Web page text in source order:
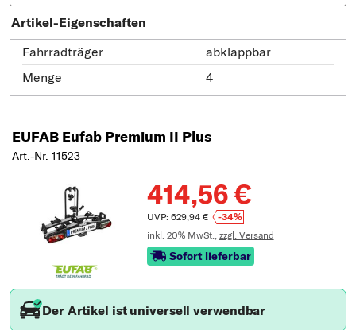
Artikel-Eigenschaften
Fahrradträger
abklappbar
Menge
4
EUFAB Eufab Premium II Plus
Art.-Nr. 11523
414,56 €
UVP: 629,94 €
-34%
inkl. 20% MwSt., zzgl. Versand
Sofort lieferbar
Der Artikel ist universell verwendbar